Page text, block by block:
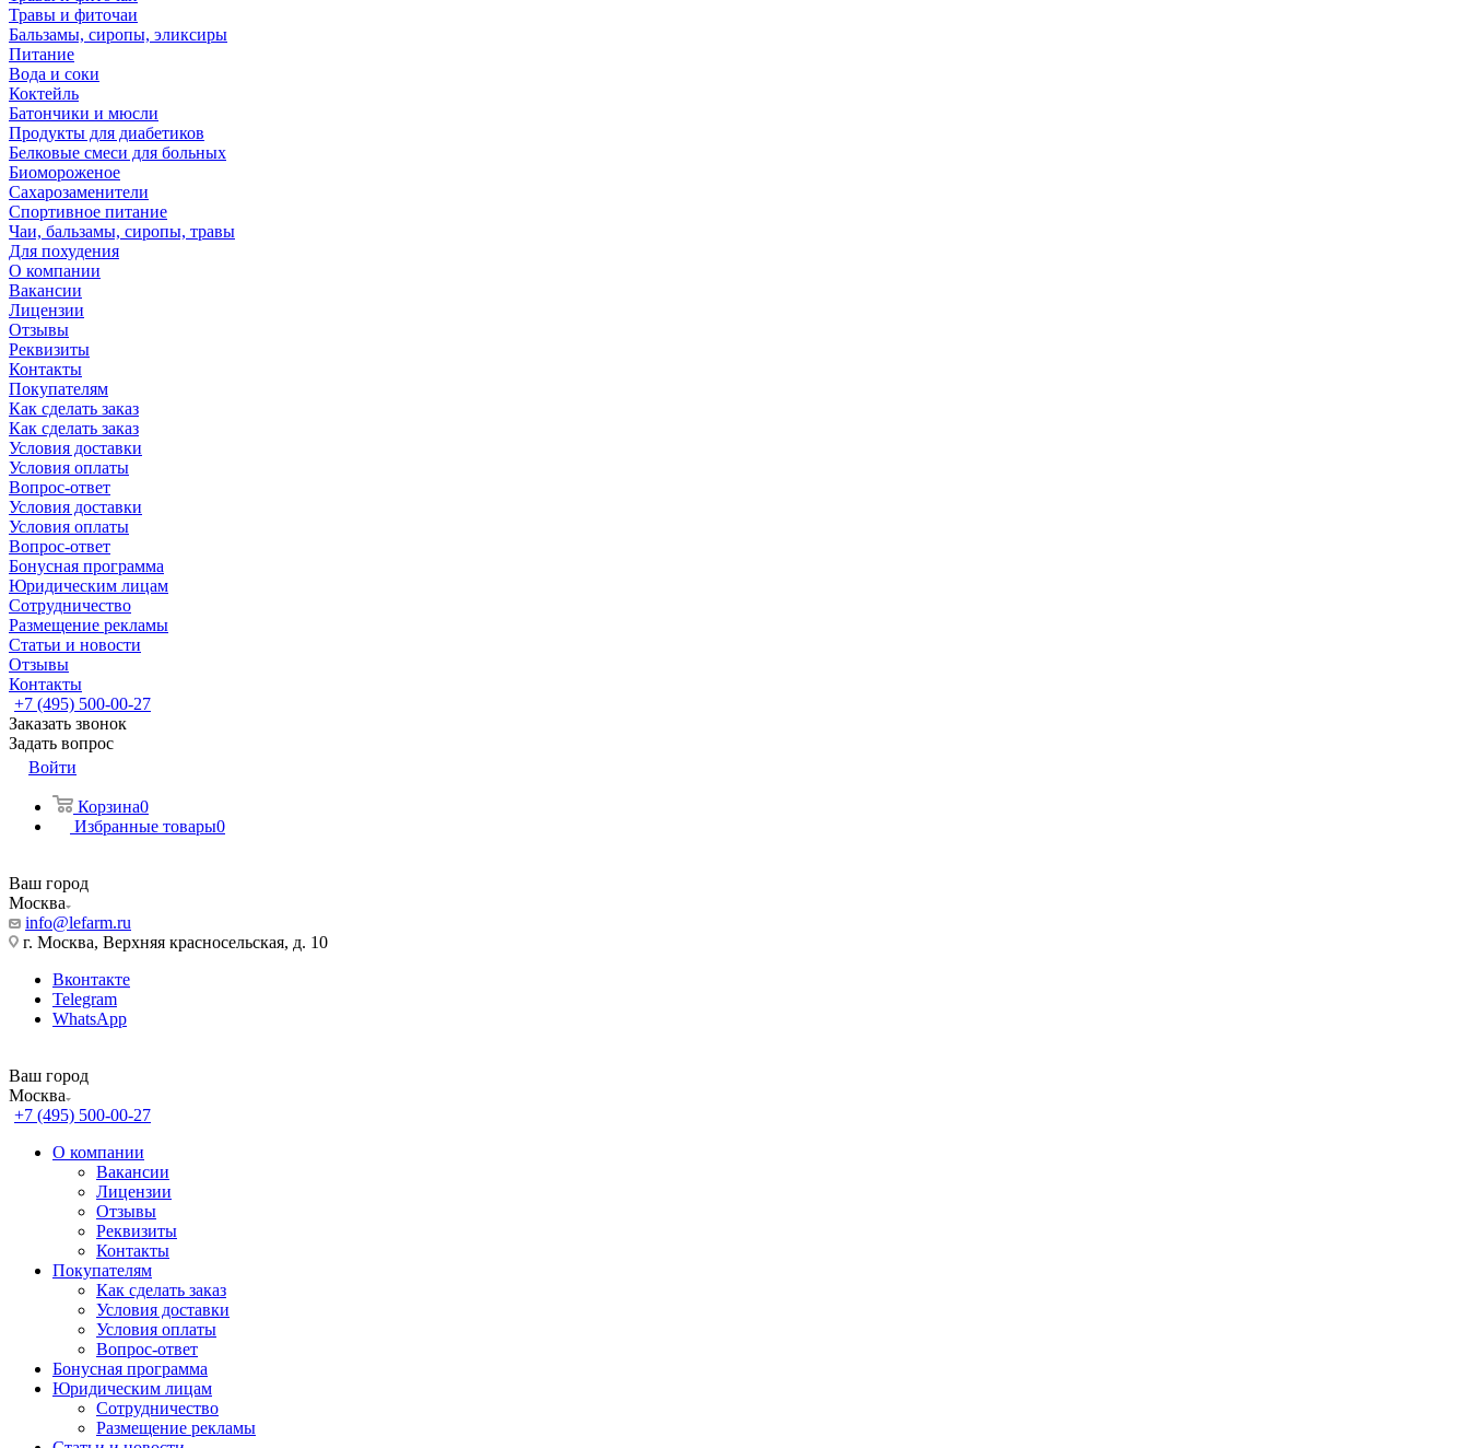
Травы и фиточаи
Бальзамы, сиропы, эликсиры
Питание
Вода и соки
Коктейль
Батончики и мюсли
Продукты для диабетиков
Белковые смеси для больных
Биомороженое
Сахарозаменители
Спортивное питание
Чаи, бальзамы, сиропы, травы
Для похудения
О компании
Вакансии
Лицензии
Отзывы
Реквизиты
Контакты
Покупателям
Как сделать заказ
Как сделать заказ
Условия доставки
Условия оплаты
Вопрос-ответ
Условия доставки
Условия оплаты
Вопрос-ответ
Бонусная программа
Юридическим лицам
Сотрудничество
Размещение рекламы
Статьи и новости
Отзывы
Контакты
+7 (495) 500-00-27
Заказать звонок
Задать вопрос
Войти
Корзина0
Избранные товары0
Ваш город
Москва
info@lefarm.ru
г. Москва, Верхняя красносельская, д. 10
Вконтакте
Telegram
WhatsApp
Ваш город
Москва
+7 (495) 500-00-27
О компании
Вакансии
Лицензии
Отзывы
Реквизиты
Контакты
Покупателям
Как сделать заказ
Условия доставки
Условия оплаты
Вопрос-ответ
Бонусная программа
Юридическим лицам
Сотрудничество
Размещение рекламы